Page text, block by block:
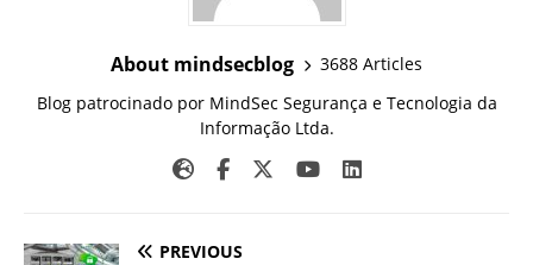
About mindsecblog
3688 Articles
Blog patrocinado por MindSec Segurança e Tecnologia da
Informação Ltda.
PREVIOUS